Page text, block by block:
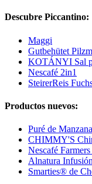
Descubre Piccantino:
Maggi
Gutbehütet
KOTÁNYI Sal
Nescafé 2in1
SteirerReis
Productos nuevos:
Puré de
CHIMMY'S
Nescafé
Alnatura
Smarties® de